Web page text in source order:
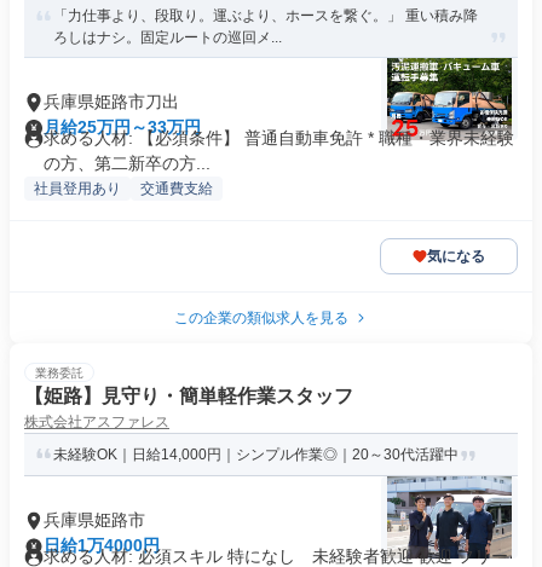
「力仕事より、段取り。運ぶより、ホースを繋ぐ。」 重い積み降
ろしはナシ。固定ルートの巡回メ...
兵庫県姫路市刀出
月給25万円～33万円
求める人材: 【必須条件】 普通自動車免許 * 職種・業界未経験
の方、第二新卒の方...
社員登用あり 交通費支給
気になる
この企業の類似求人を見る
業務委託
【姫路】見守り・簡単軽作業スタッフ
株式会社アスファレス
未経験OK｜日給14,000円｜シンプル作業◎｜20～30代活躍中
兵庫県姫路市
日給1万4000円
求める人材: 必須スキル 特になし 未経験者歓迎 歓迎 フリー